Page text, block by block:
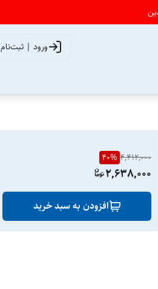
ورود | ثبت‌نام
4,412,000
40%
2,638,000
افزودن به سبد خرید